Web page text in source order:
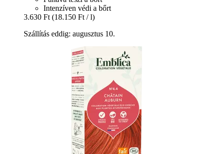
Intenzíven védi a bőrt
3.630 Ft (18.150 Ft / l)
Szállítás eddig: augusztus 10.